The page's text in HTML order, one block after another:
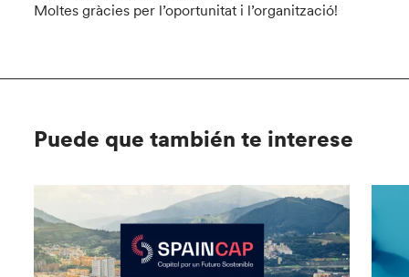
Moltes gràcies per l’oportunitat i l’organització!
Puede que también te interese